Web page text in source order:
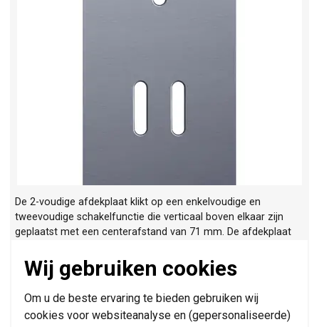
Wij gebruiken cookies
Om u de beste ervaring te bieden gebruiken wij
cookies voor websiteanalyse en (gepersonaliseerde)
De 2-voudige afdekplaat klikt op een enkelvoudige en
tweevoudige schakelfunctie die verticaal boven elkaar zijn
geplaatst met een centerafstand van 71 mm. De afdekplaat
2-voudige schakelfuncties.Meer informatie »
Verwachte levertijd:
Huidige voorraad:0 stuk(s)